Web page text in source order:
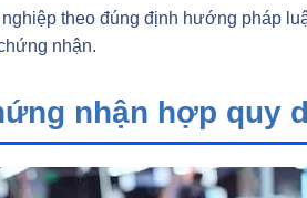
theo đúng định hướng pháp
nhận.
nhận hợp quy